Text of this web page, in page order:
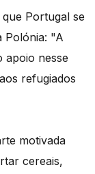
Portugal se
Polónia: "A
apoio nesse
refugiados
motivada
cereais,